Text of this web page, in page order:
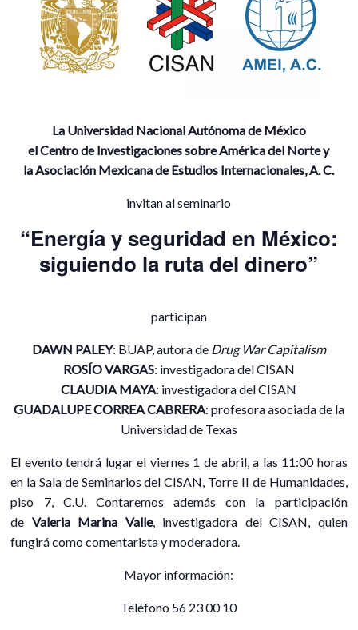
La Universidad Nacional Autónoma de México
el Centro de Investigaciones sobre América del Norte y
la Asociación Mexicana de Estudios Internacionales, A. C.
invitan al seminario
“Energía y seguridad en México:
siguiendo la ruta del dinero”
participan
DAWN PALEY: BUAP, autora de Drug War Capitalism
ROSÍO VARGAS: investigadora del CISAN
CLAUDIA MAYA: investigadora del CISAN
GUADALUPE CORREA CABRERA: profesora asociada de la
Universidad de Texas
El evento tendrá lugar el viernes 1 de abril, a las 11:00 horas
en la Sala de Seminarios del CISAN, Torre II de Humanidades,
piso 7, C.U. Contaremos además con la participación
de Valeria Marina Valle, investigadora del CISAN, quien
fungirá como comentarista y moderadora.
Mayor información:
Teléfono 56 23 00 10